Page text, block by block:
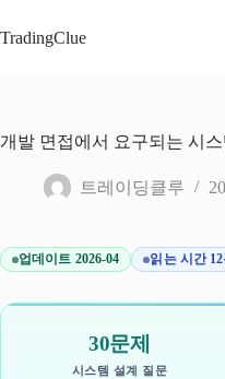
문
뛰
TradingClue
개발 면접에서 요구되는 시
트레이딩클루
업데이트 2026-04 읽는 시간 12
30문제
시스템 설계 질문